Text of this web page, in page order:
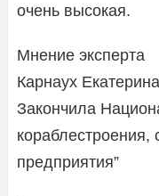
очень высокая.
Мнение эксперта
Карнаух
Закончила
кораблестроения,
предприятия”